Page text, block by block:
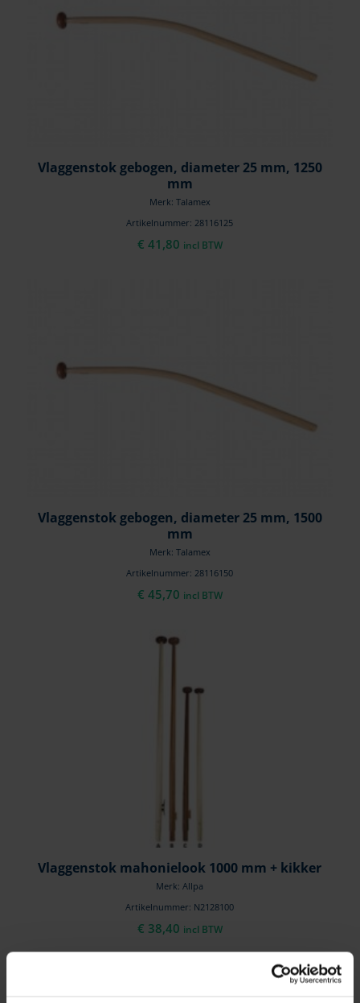
Vlaggenstok gebogen, diameter 25 mm, 1250
mm
Merk: Talamex
Artikelnummer: 28116125
€ 41,80 incl BTW
Vlaggenstok gebogen, diameter 25 mm, 1500
mm
Merk: Talamex
Artikelnummer: 28116150
€ 45,70 incl BTW
Vlaggenstok mahonielook 1000 mm + kikker
Merk: Allpa
Artikelnummer: N2128100
€ 38,40 incl BTW